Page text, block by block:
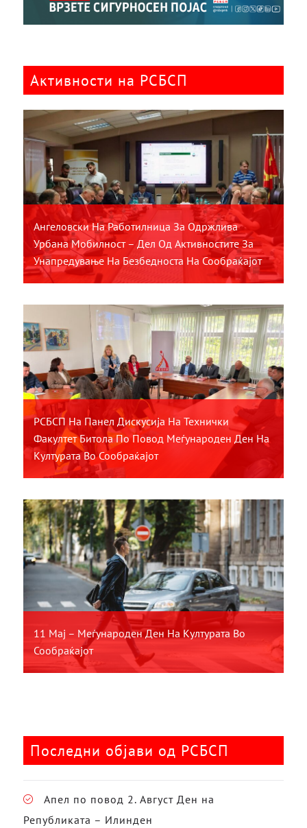
Активности на РСБСП
Ангеловски На Работилница За Одржлива
Урбана Мобилност – Дел Од Активностите За
Унапредување На Безбедноста На Сообраќајот
РСБСП На Панел Дискусија На Технички
Факултет Битола По Повод Меѓународен Ден На
Културата Во Сообраќајот
11 Мај – Меѓународен Ден На Културата Во
Сообраќајот
Последни објави од РСБСП
Апел по повод 2. Август Ден на
Републиката – Илинден